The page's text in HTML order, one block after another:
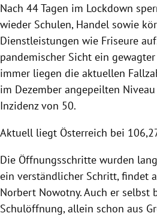
Untermenü
Nach 44 Tagen im Lockdown
wieder Schulen, Handel sowie
Dienstleistungen wie Friseure
pandemischer Sicht ein
immer liegen die aktuellen
im Dezember angepeilten
Inzidenz von 50.
Aktuell liegt Österreich bei
Die Öffnungsschritte wurden
ein verständlicher Schritt, findet
Norbert Nowotny. Auch er selbst
Schulöffnung, allein schon aus